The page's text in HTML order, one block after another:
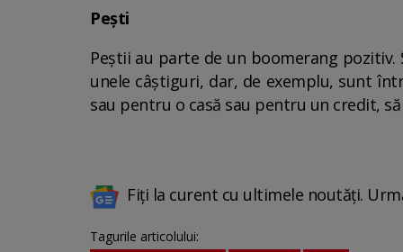
Pești
Peștii au parte de un boomerang
unele câștiguri, dar, de exemplu, sunt
sau pentru o casă sau pentru un credit,
Fiți la curent cu ultimele noutăți.
Tagurile articolului: